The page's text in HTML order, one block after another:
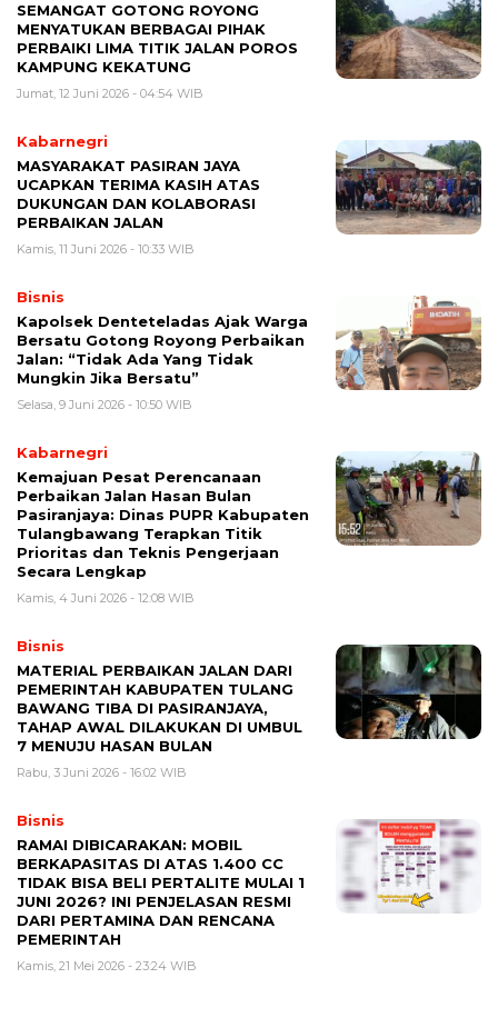
SEMANGAT GOTONG ROYONG
MENYATUKAN BERBAGAI PIHAK
PERBAIKI LIMA TITIK JALAN POROS
KAMPUNG KEKATUNG
Jumat, 12 Juni 2026 - 04:54 WIB
Kabarnegri
MASYARAKAT PASIRAN JAYA
UCAPKAN TERIMA KASIH ATAS
DUKUNGAN DAN KOLABORASI
PERBAIKAN JALAN
Kamis, 11 Juni 2026 - 10:33 WIB
Bisnis
Kapolsek Denteteladas Ajak Warga
Bersatu Gotong Royong Perbaikan
Jalan: “Tidak Ada Yang Tidak
Mungkin Jika Bersatu”
Selasa, 9 Juni 2026 - 10:50 WIB
Kabarnegri
Kemajuan Pesat Perencanaan
Perbaikan Jalan Hasan Bulan
Pasiranjaya: Dinas PUPR Kabupaten
Tulangbawang Terapkan Titik
Prioritas dan Teknis Pengerjaan
Secara Lengkap
Kamis, 4 Juni 2026 - 12:08 WIB
Bisnis
MATERIAL PERBAIKAN JALAN DARI
PEMERINTAH KABUPATEN TULANG
BAWANG TIBA DI PASIRANJAYA,
TAHAP AWAL DILAKUKAN DI UMBUL
7 MENUJU HASAN BULAN
Rabu, 3 Juni 2026 - 16:02 WIB
Bisnis
RAMAI DIBICARAKAN: MOBIL
BERKAPASITAS DI ATAS 1.400 CC
TIDAK BISA BELI PERTALITE MULAI 1
JUNI 2026? INI PENJELASAN RESMI
DARI PERTAMINA DAN RENCANA
PEMERINTAH
Kamis, 21 Mei 2026 - 23:24 WIB